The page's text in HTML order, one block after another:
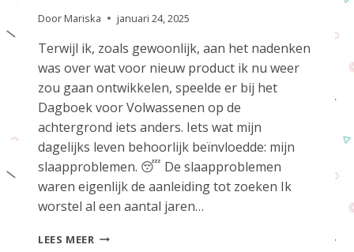
Door Mariska januari 24, 2025
Terwijl ik, zoals gewoonlijk, aan het nadenken
was over wat voor nieuw product ik nu weer
zou gaan ontwikkelen, speelde er bij het
Dagboek voor Volwassenen op de
achtergrond iets anders. Iets wat mijn
dagelijks leven behoorlijk beïnvloedde: mijn
slaapproblemen. 😴 De slaapproblemen
waren eigenlijk de aanleiding tot zoeken Ik
worstel al een aantal jaren…
LEES MEER HOE